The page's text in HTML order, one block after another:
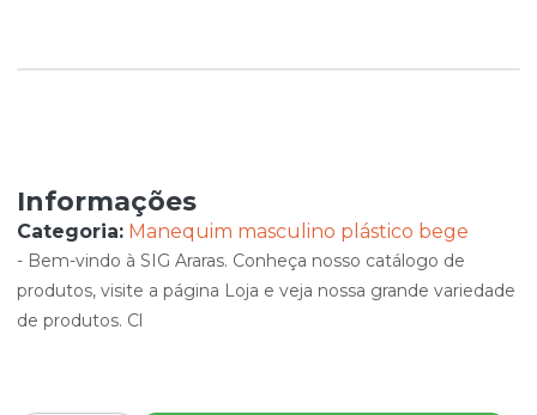
Informações
Categoria: Manequim masculino plástico bege
- Bem-vindo à SIG Araras. Conheça nosso catálogo de
produtos, visite a página Loja e veja nossa grande variedade
de produtos. Cl